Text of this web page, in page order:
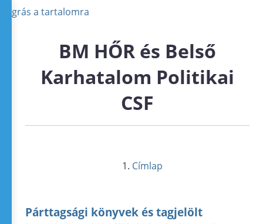
Ugrás a tartalomra
BM HŐR és Belső
Karhatalom Politikai
CSF
Címlap
Párttagsági könyvek és tagjelölt